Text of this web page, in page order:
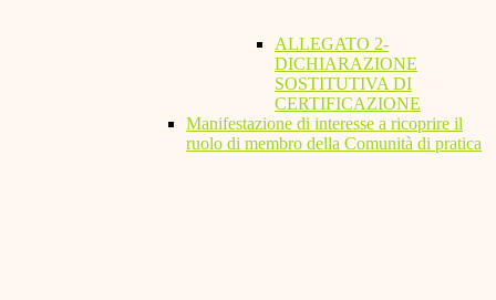
ALLEGATO 2-
DICHIARAZIONE
SOSTITUTIVA DI
CERTIFICAZIONE
Manifestazione di interesse a ricoprire il
ruolo di membro della Comunità di pratica